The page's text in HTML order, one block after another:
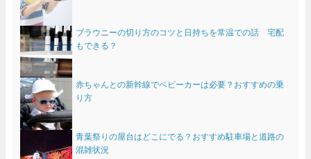
ブラウニーの切り方のコツと日持ちを常温での話 宅配
もできる？
赤ちゃんとの新幹線でベビーカーは必要？おすすめの乗
り方
青葉祭りの屋台はどこにでる？おすすめ駐車場と道路の
混雑状況